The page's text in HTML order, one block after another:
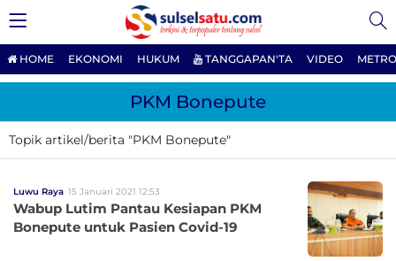
HOME EKONOMI HUKUM TANGGAPAN'TA VIDEO
PKM Bonepute
Topik artikel/berita "PKM Bonepute"
Luwu Raya 15 Januari 2021 12:53
Wabup Lutim Pantau Kesiapan PKM
Bonepute untuk Pasien Covid-19